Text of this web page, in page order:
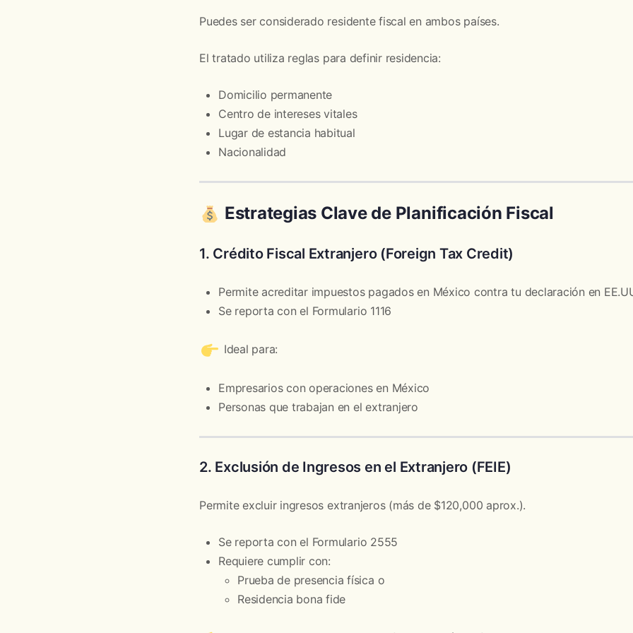
Puedes ser considerado residente fiscal en ambos países.
El tratado utiliza reglas para definir residencia:
Domicilio permanente
Centro de intereses vitales
Lugar de estancia habitual
Nacionalidad
Estrategias Clave de Planificación Fiscal
1. Crédito Fiscal Extranjero (Foreign Tax Credit)
Permite acreditar impuestos pagados en México contra tu declaración en
Se reporta con el Formulario 1116
Ideal para:
Empresarios con operaciones en México
Personas que trabajan en el extranjero
2. Exclusión de Ingresos en el Extranjero (FEIE)
Permite excluir ingresos extranjeros (más de $120,000 aprox.).
Se reporta con el Formulario 2555
Requiere cumplir con:
Prueba de presencia física o
Residencia bona fide